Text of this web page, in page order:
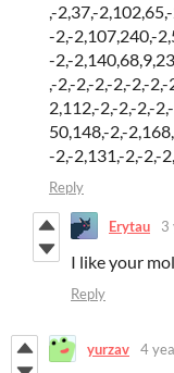
,-2,37,-
-2,-2,107,240,-
-2,-
,-2,-2,-2,-2,-2,-
2,112,-2,-2,-2,-
50,148,-2,-
-2,-2,131,-2,-2,-
Reply
Erytau 3
I like your
Reply
yurzav 4